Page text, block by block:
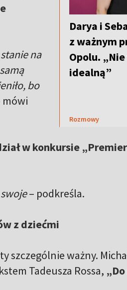
Darya i
z ważnym
Opolu.
idealną”
Rozmowy
na
bo
mówi
w konkursie
– podkreśla.
z dziećmi
szczególnie ważny.
Tadeusza Rossa,